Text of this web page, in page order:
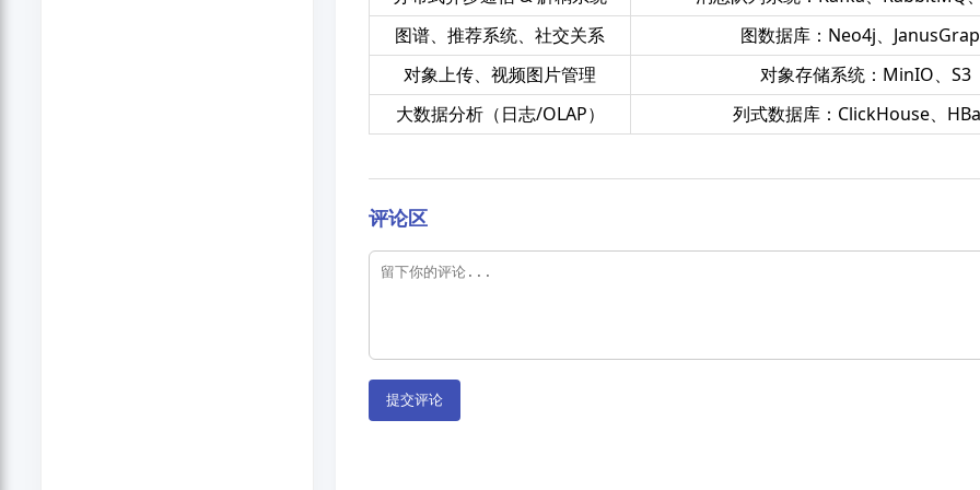
图谱、推荐系统、社交关系
图数据库：Neo4j、
对象上传、视频图片管理
对象存储系统：MinIO、S3
大数据分析（日志/OLAP）
列式数据库：ClickHouse、
评论区
提交评论